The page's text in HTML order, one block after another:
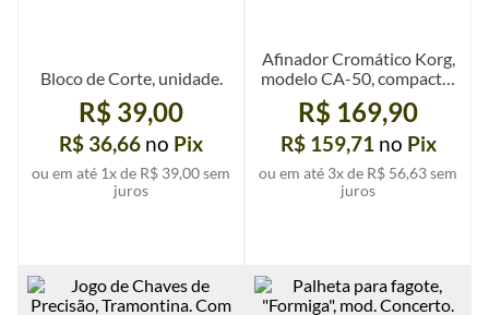
Bloco de Corte, unidade.
R$ 39,00
R$ 36,66 no Pix
ou em até 1x de R$ 39,00sem
juros
Ver mais detalhes
Afinador Cromático Korg,
modelo CA-50, compacto,
R$ 169,90
R$ 159,71 no Pix
ou em até 3x de R$ 56,63sem
juros
Ver mais detalhes